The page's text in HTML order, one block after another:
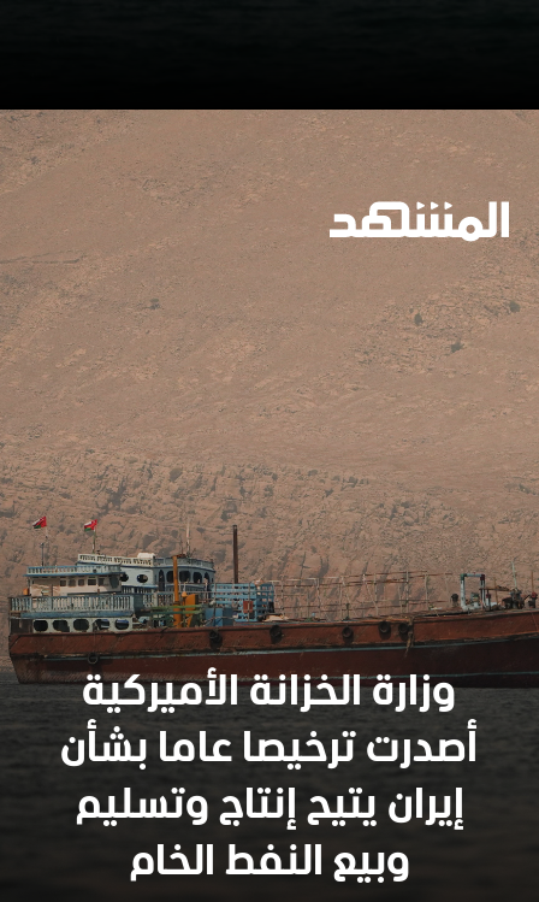
وزارة الخزانة الأميركية
أصدرت ترخيصا عاما بشأن
إيران يتيح إنتاج وتسليم
وبيع النفط الخام